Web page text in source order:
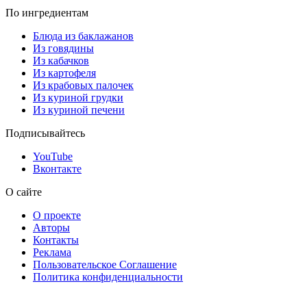
По ингредиентам
Блюда из баклажанов
Из говядины
Из кабачков
Из картофеля
Из крабовых палочек
Из куриной грудки
Из куриной печени
Подписывайтесь
YouTube
Вконтакте
О сайте
О проекте
Авторы
Контакты
Реклама
Пользовательское Соглашение
Политика конфиденциальности